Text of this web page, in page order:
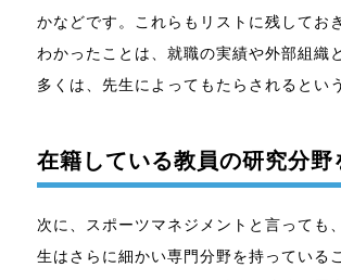
かなどです。これらもリストに残してお
わかったことは、就職の実績や外部組織
多くは、先生によってもたらされるとい
在籍している教員の研究分野
次に、スポーツマネジメントと言っても
生はさらに細かい専門分野を持っている